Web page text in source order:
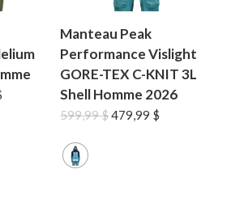
Le
Manteau Peak
Performance Vislight
GORE-TEX C-KNIT 3L
Shell Homme 2026
599,99$Le
479,99 $